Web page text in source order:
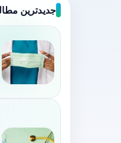
جدیدترین